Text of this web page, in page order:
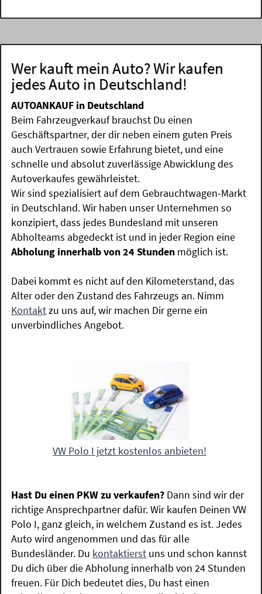
Wer kauft mein Auto? Wir kaufen
jedes Auto in Deutschland!
AUTOANKAUF in Deutschland
Beim Fahrzeugverkauf brauchst Du einen
Geschäftspartner, der dir neben einem guten Preis
auch Vertrauen sowie Erfahrung bietet, und eine
schnelle und absolut zuverlässige Abwicklung des
Autoverkaufes gewährleistet.
Wir sind spezialisiert auf dem Gebrauchtwagen-Markt
in Deutschland. Wir haben unser Unternehmen so
konzipiert, dass jedes Bundesland mit unseren
Abholteams abgedeckt ist und in jeder Region eine
Abholung innerhalb von 24 Stunden möglich ist.
Dabei kommt es nicht auf den Kilometerstand, das
Alter oder den Zustand des Fahrzeugs an. Nimm
Kontaktzu uns auf, wir machen Dir gerne ein
unverbindliches Angebot.
VW Polo I jetzt kostenlos anbieten!
Hast Du einen PKW zu verkaufen? Dann sind wir der
richtige Ansprechpartner dafür. Wir kaufen Deinen VW
Polo I, ganz gleich, in welchem Zustand es ist. Jedes
Auto wird angenommen und das für alle
Bundesländer. Du kontaktierst uns und schon kannst
Du dich über die Abholung innerhalb von 24 Stunden
freuen. Für Dich bedeutet dies, Du hast einen